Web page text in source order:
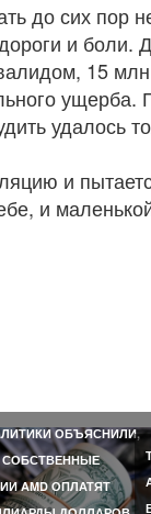
до сих пор
и боли.
15
удалось
и
и
ОБЪЯСНИЛИ,
СОБСТВЕННЫЕ
AMD ОПЛАТЯТ